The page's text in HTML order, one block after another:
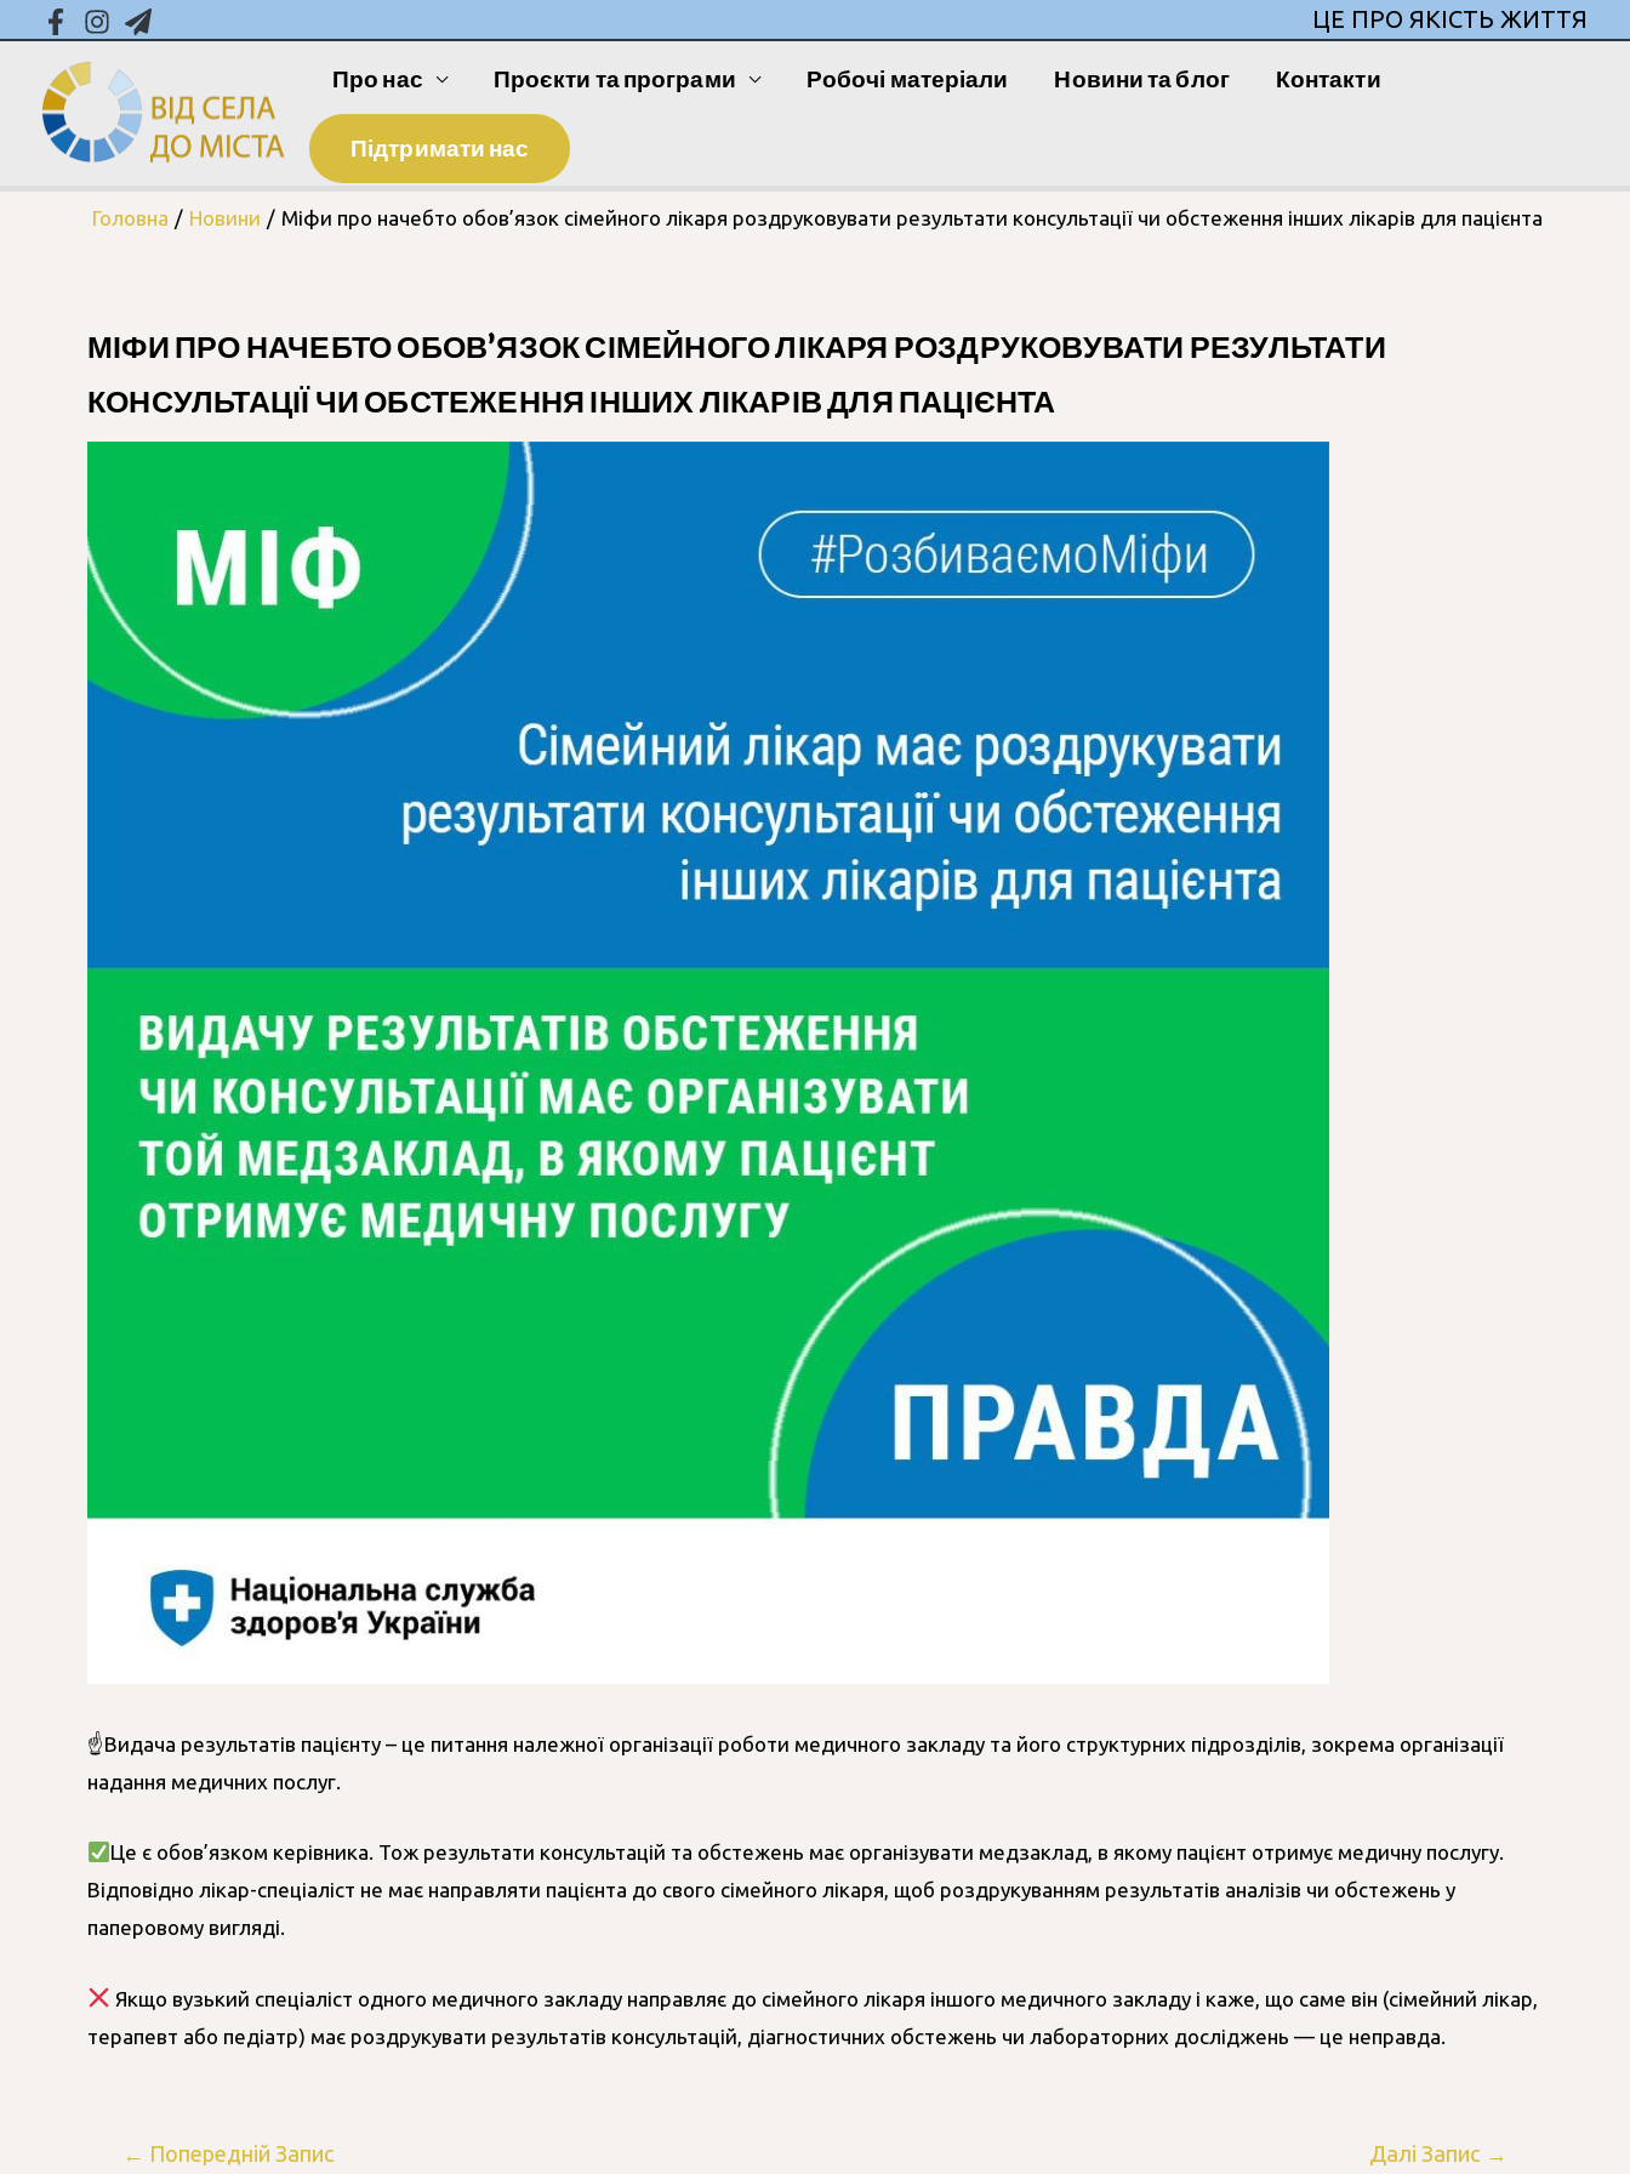
ЦЕ ПРО ЯКІСТЬ ЖИТТЯ
Про нас Проєкти та програми Робочі матеріали Новини та блог Контакти
Підтримати нас
Головна Новини Міфи про начебто обов’язок сімейного лікаря роздруковувати результати консультації чи обстеження інших лікарів для пацієнта
МІФИ ПРО НАЧЕБТО ОБОВ’ЯЗОК СІМЕЙНОГО ЛІКАРЯ РОЗДРУКОВУВАТИ РЕЗУЛЬТАТИ
КОНСУЛЬТАЦІЇ ЧИ ОБСТЕЖЕННЯ ІНШИХ ЛІКАРІВ ДЛЯ ПАЦІЄНТА
☝️Видача результатів пацієнту – це питання належної організації роботи медичного закладу та його структурних підрозділів, зокрема організації
надання медичних послуг.
Це є обов’язком керівника. Тож результати консультацій та обстежень має організувати медзаклад, в якому пацієнт отримує медичну послугу.
Відповідно лікар-спеціаліст не має направляти пацієнта до свого сімейного лікаря, щоб роздрукуванням результатів аналізів чи обстежень у
паперовому вигляді.
Якщо вузький спеціаліст одного медичного закладу направляє до сімейного лікаря іншого медичного закладу і каже, що саме він (сімейний лікар,
терапевт або педіатр) має роздрукувати результатів консультацій, діагностичних обстежень чи лабораторних досліджень — це неправда.
← Попередній Запис Далі Запис →